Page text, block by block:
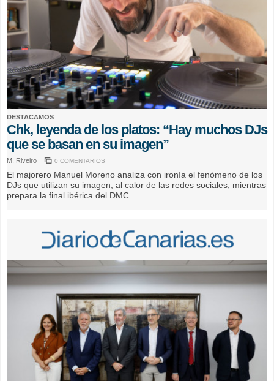
DESTACAMOS
Chk, leyenda de los platos: “Hay muchos DJs
que se basan en su imagen”
M. Riveiro 0 COMENTARIOS
El majorero Manuel Moreno analiza con ironía el fenómeno de los
DJs que utilizan su imagen, al calor de las redes sociales, mientras
prepara la final ibérica del DMC.